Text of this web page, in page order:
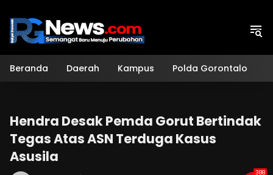
konten
Beranda Daerah Kampus Polda Gorontalo
Hendra Desak Pemda Gorut Bertindak
Tegas Atas ASN Terduga Kasus
Asusila
388